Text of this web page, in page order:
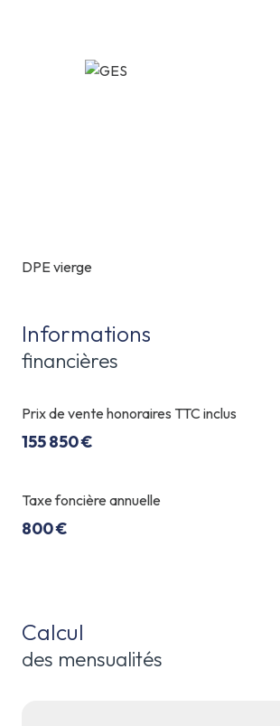
DPE vierge
Informations
financières
Prix de vente honoraires TTC inclus
155 850 €
Taxe foncière annuelle
800 €
Calcul
des mensualités